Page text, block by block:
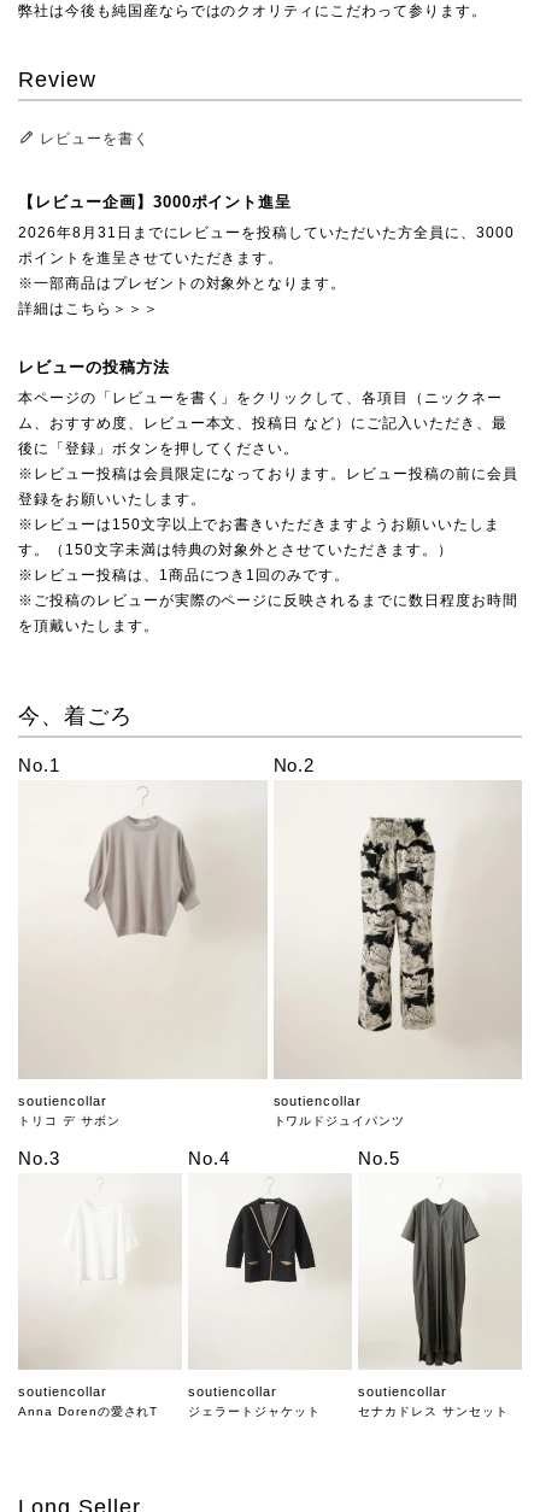
弊社は今後も純国産ならではのクオリティにこだわって参ります。
Review
レビューを書く
【レビュー企画】3000ポイント進呈
2026年8月31日までにレビューを投稿していただいた方全員に、3000
ポイントを進呈させていただきます。
※一部商品はプレゼントの対象外となります。
詳細はこちら＞＞＞
レビューの投稿方法
本ページの「レビューを書く」をクリックして、各項目（ニックネー
ム、おすすめ度、レビュー本文、投稿日 など）にご記入いただき、最
後に「登録」ボタンを押してください。
※レビュー投稿は会員限定になっております。レビュー投稿の前に会員
登録をお願いいたします。
※レビューは150文字以上でお書きいただきますようお願いいたしま
す。（150文字未満は特典の対象外とさせていただきます。）
※レビュー投稿は、1商品につき1回のみです。
※ご投稿のレビューが実際のページに反映されるまでに数日程度お時間
を頂戴いたします。
今、着ごろ
No.1
soutiencollar
トリコ デ サボン
No.2
soutiencollar
トワルドジュイパンツ
No.3
soutiencollar
Anna Dorenの愛されT
No.4
soutiencollar
ジェラートジャケット
No.5
soutiencollar
セナカドレス サンセット
Long Seller